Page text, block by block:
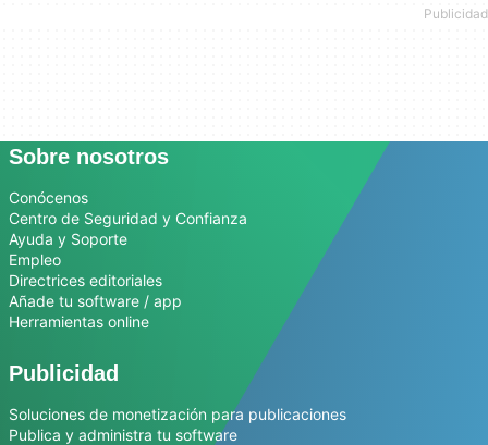
Sobre nosotros
Conócenos
Centro de Seguridad y Confianza
Ayuda y Soporte
Empleo
Directrices editoriales
Añade tu software / app
Herramientas online
Publicidad
Soluciones de monetización para publicaciones
Publica y administra tu software